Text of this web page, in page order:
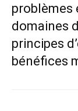
problèmes
domaines
principes
bénéfices